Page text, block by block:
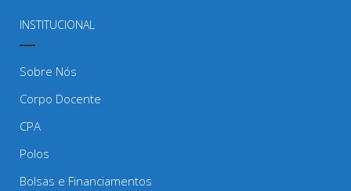
INSTITUCIONAL
Sobre Nós
Corpo Docente
CPA
Polos
Bolsas e Financiamentos